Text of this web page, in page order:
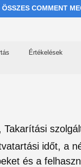
ÖSSZES COMMENT
Értékelések
időt, a
és a